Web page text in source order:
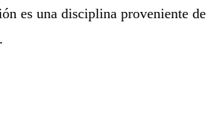
es una disciplina proveniente de